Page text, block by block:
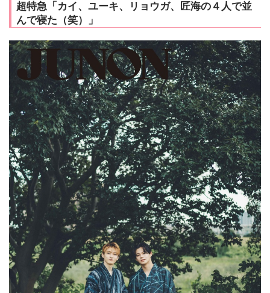
超特急「カイ、ユーキ、リョウガ、匠海の４人で並
んで寝た（笑）」